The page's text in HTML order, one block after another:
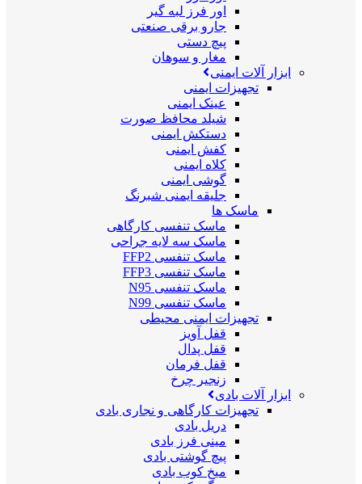
اور فرز لبه گیر
جارو برقی صنعتی
پیچ دستی
مغار و سوهان
ابزار آلات ایمنی
تجهیزات ایمنی
عینک ایمنی
شیلد محافظ صورت
دستکش ایمنی
کفش ایمنی
کلاه ایمنی
گوشی ایمنی
جلیقه ایمنی شبرنگ
ماسک ها
ماسک تنفسی کارگاهی
ماسک سه لایه جراحی
ماسک تنفسی FFP2
ماسک تنفسی FFP3
ماسک تنفسی N95
ماسک تنفسی N99
تجهیزات ایمنی محیطی
قفل آویز
قفل پدال
قفل فرمان
زنجیر چرخ
ابزار آلات بادی
تجهیزات کارگاهی و نجاری بادی
دریل بادی
مینی فرز بادی
پیچ گوشتی بادی
میخ کوب بادی